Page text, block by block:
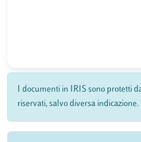
I documenti in IRIS sono protetti
riservati, salvo diversa indicazione.